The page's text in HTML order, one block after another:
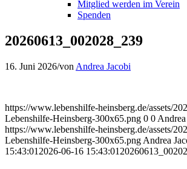
Mitglied werden im Verein
Spenden
20260613_002028_239
16. Juni 2026/von Andrea Jacobi
https://www.lebenshilfe-heinsberg.de/assets/
Lebenshilfe-Heinsberg-300x65.png 0 0
https://www.lebenshilfe-heinsberg.de/assets/
Lebenshilfe-Heinsberg-300x65.png Andrea
15:43:01 2026-06-16 15:43:01